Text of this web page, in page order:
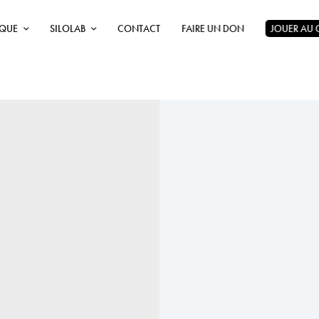
SILOLAB CONTACT FAIRE UN DON JOUER AU